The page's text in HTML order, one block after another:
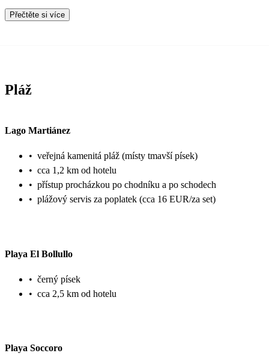
Přečtěte si více
Pláž
Lago Martiánez
• veřejná kamenitá pláž (místy tmavší písek)
• cca 1,2 km od hotelu
• přístup procházkou po chodníku a po schodech
• plážový servis za poplatek (cca 16 EUR/za set)
Playa El Bollullo
• černý písek
• cca 2,5 km od hotelu
Playa Soccoro